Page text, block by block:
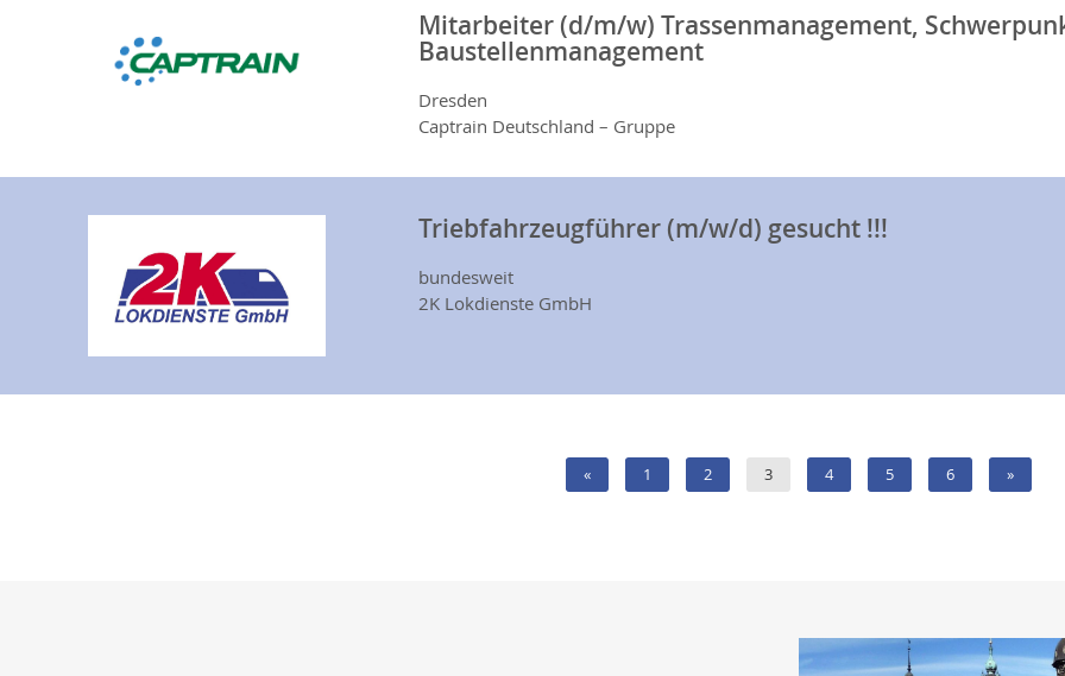
Mitarbeiter (d/m/w) Trassenmanagement,
Baustellenmanagement
Dresden
Captrain Deutschland – Gruppe
Triebfahrzeugführer (m/w/d) gesucht !!!
bundesweit
2K Lokdienste GmbH
« 1 2 3 4 5 6 »